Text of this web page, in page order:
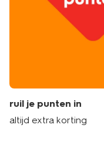
ruil je punten in
altijd extra korting